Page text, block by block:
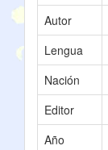
Autor
Lengua
Nación
Editor
Año